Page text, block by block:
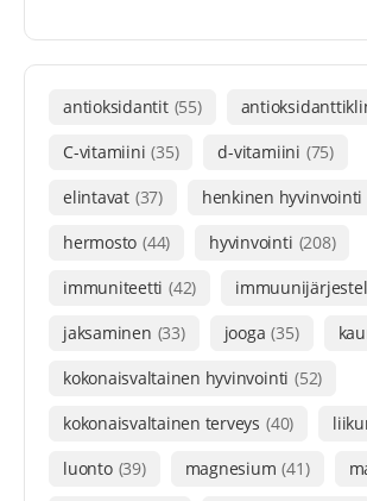
antioksidantit (55)
C-vitamiini (35) d-vitamiini (75)
elintavat (37) henkinen hyvinvointi
hermosto (44) hyvinvointi (208)
immuniteetti (42)
jaksaminen (33) jooga (35)
kokonaisvaltainen hyvinvointi (52)
kokonaisvaltainen terveys (40)
luonto (39) magnesium (41)